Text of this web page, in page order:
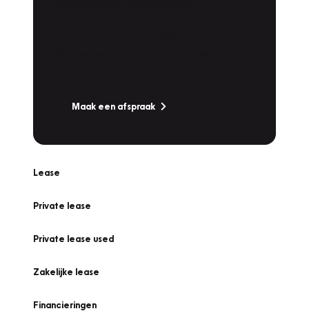
Maak een afspraak
Lease
Private lease
Private lease used
Zakelijke lease
Financieringen